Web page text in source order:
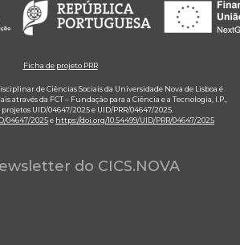
Ficha de projeto PRR
de Ciências Sociais da Universidade Nova de Lisboa é
através da FCT – Fundação para a Ciência e a Tecnologia, I.P.,
UID/04647/2025 e UID/PRR/04647/2025.
04647/2025e https://doi.org/10.54499/UID/PRR/04647/2025
do CICS.NOVA